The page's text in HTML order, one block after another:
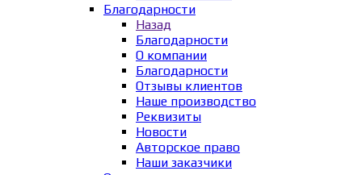
Благодарности
Назад
Благодарности
О компании
Благодарности
Отзывы клиентов
Наше производство
Реквизиты
Новости
Авторское право
Наши заказчики